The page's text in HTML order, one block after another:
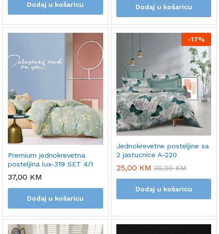
Dodaj u košaricu Dodaj u košaricu
Premium jednokrevetna
posteljina lux-319 SET 4/1
37,00 KM
Dodaj u košaricu
-17%
Jednokrevetne posteljine sa
2 jastucnice A-220
25,00 KM 30,00KM
Dodaj u košaricu